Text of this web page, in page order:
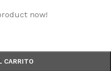
now!
CARRITO